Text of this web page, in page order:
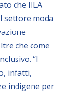
che IILA
settore moda
che come
“I
infatti,
indigene per